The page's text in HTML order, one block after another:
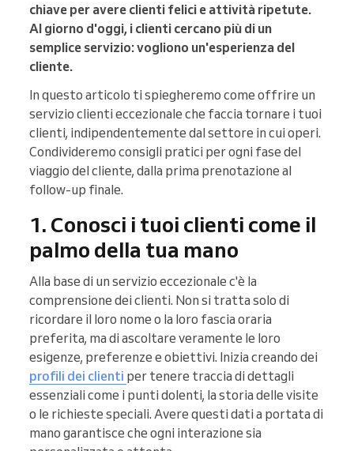
chiave per avere clienti felici e attività ripetute.
Al giorno d'oggi, i clienti cercano più di un
semplice servizio: vogliono un'esperienza del
cliente.
In questo articolo ti spiegheremo come offrire un
servizio clienti eccezionale che faccia tornare i tuoi
clienti, indipendentemente dal settore in cui operi.
Condivideremo consigli pratici per ogni fase del
viaggio del cliente, dalla prima prenotazione al
follow-up finale.
1. Conosci i tuoi clienti come il
palmo della tua mano
Alla base di un servizio eccezionale c'è la
comprensione dei clienti. Non si tratta solo di
ricordare il loro nome o la loro fascia oraria
preferita, ma di ascoltare veramente le loro
esigenze, preferenze e obiettivi. Inizia creando dei
profili dei clienti per tenere traccia di dettagli
essenziali come i punti dolenti, la storia delle visite
o le richieste speciali. Avere questi dati a portata di
mano garantisce che ogni interazione sia